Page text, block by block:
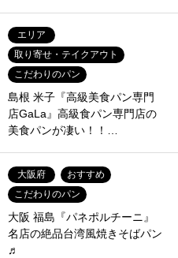
エリア
取り寄せ・テイクアウト
こだわりのパン
島根 米子『高級美食パン専門
店GaLa』高級食パン専門店の
美食パンが凄い！！…
大阪府
おすすめ
こだわりのパン
大阪 福島『パネポルチーニ』
名店の絶品台湾風焼きそばパン
♬